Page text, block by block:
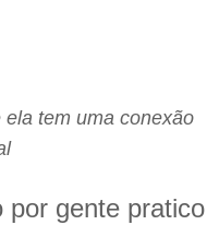
tem uma conexão
por gente pratico